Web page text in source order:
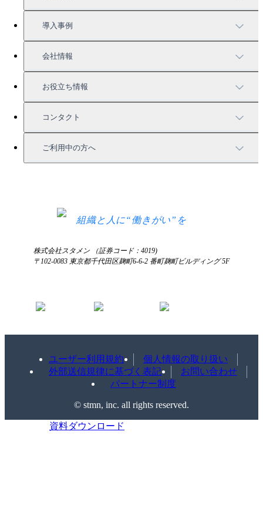
機能一覧
充実したサポート
料金案内
導入事例
導入事例
活用方法
会社情報
会社情報
お役立ち情報
お役立ち資料一覧
セミナー情報
コンタクト
サービス資料請求
ご利用中の方へ
組織と人に“働きがい”を
株式会社スタメン （証券コード：4019)
〒102-0083 東京都千代田区麹町6-6-2 番町麹町ビルディング 5F
ユーザー利用規約
個人情報の取り扱い
外部送信規律に基づく表記
お問い合わせ
パートナー制度
©️ stmn, inc. all rights reserved.
資料ダウンロード